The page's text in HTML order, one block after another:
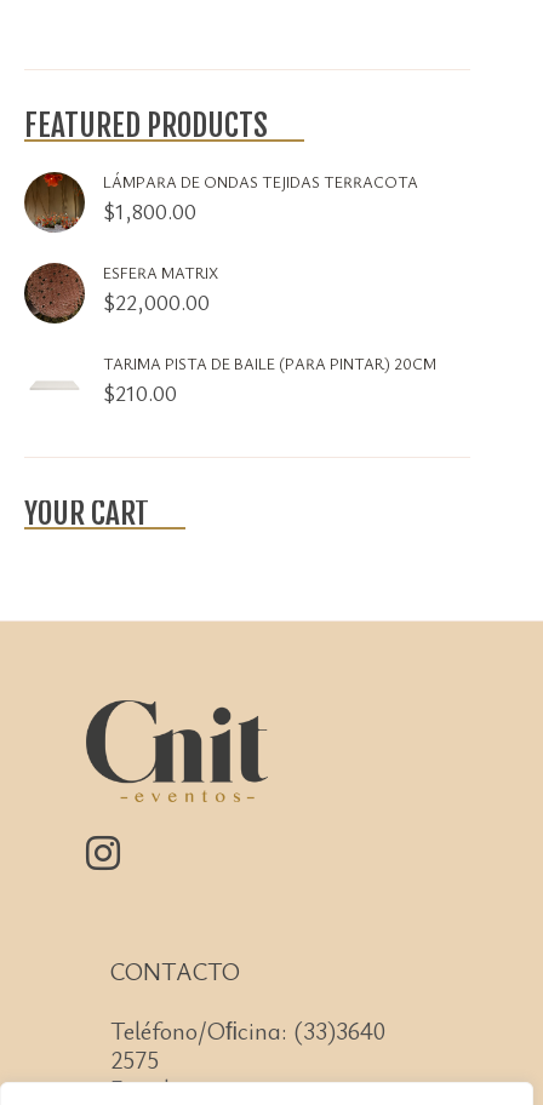
FEATURED PRODUCTS
LÁMPARA DE ONDAS TEJIDAS TERRACOTA
$1,800.00
ESFERA MATRIX
$22,000.00
TARIMA PISTA DE BAILE (PARA PINTAR) 20CM
$210.00
YOUR CART
CONTACTO
Teléfono/Oﬁcina: (33)3640
2575
Email: contacto@cnit.mx